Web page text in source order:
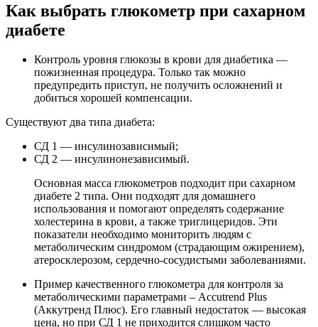
Как выбрать глюкометр при сахарном
диабете
Контроль уровня глюкозы в крови для диабетика —
пожизненная процедура. Только так можно
предупредить приступ, не получить осложнений и
добиться хорошей компенсации.
Существуют два типа диабета:
СД 1 — инсулинозависимый;
СД 2 — инсулинонезависимый.
Основная масса глюкометров подходит при сахарном
диабете 2 типа. Они подходят для домашнего
использования и помогают определять содержание
холестерина в крови, а также триглицеридов. Эти
показатели необходимо мониторить людям с
метаболическим синдромом (страдающим ожирением),
атеросклерозом, сердечно-сосудистыми заболеваниями.
Пример качественного глюкометра для контроля за
метаболическими параметрами – Accutrend Plus
(Аккутренд Плюс). Его главный недостаток — высокая
цена, но при СД 1 не приходится слишком часто